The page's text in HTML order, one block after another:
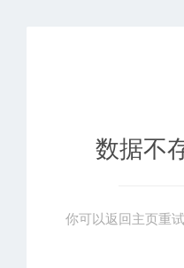
数据不
你可以返回主页重